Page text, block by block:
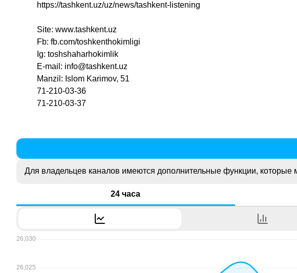
https://tashkent.uz/uz/news/tashkent-listening
Site: www.tashkent.uz
Fb: fb.com/toshkenthokimligi
Ig: toshshaharhokimlik
E-mail: info@tashkent.uz
Manzil: Islom Karimov, 51
71-210-03-36
71-210-03-37
Для владельцев каналов имеются дополнительные функции, которые
24 часа